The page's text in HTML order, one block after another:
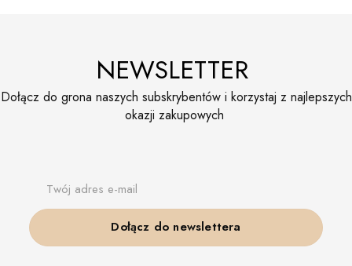
NEWSLETTER
Dołącz do grona naszych subskrybentów i korzystaj z najlepszych
okazji zakupowych
Twój adres e-mail
Dołącz do newslettera